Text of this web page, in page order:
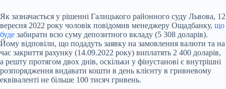
Як зазначається у рішенні Галицького районного суду Львова, 12
вересня 2022 року чоловік повідомив менеджеру Ощадбанку, що
буде забирати всю суму депозитного вкладу (5 308 доларів).
Йому відповіли, що подадуть заявку на замовлення валюти та на
час закриття рахунку (14.09.2022 року) виплатять 2 400 доларів,
а решту протягом двох днів, оскільки у фінустанові є внутрішні
розпорядження видавати кошти в день клієнту в гривневому
еквіваленті не більше 100 тисяч гривень.